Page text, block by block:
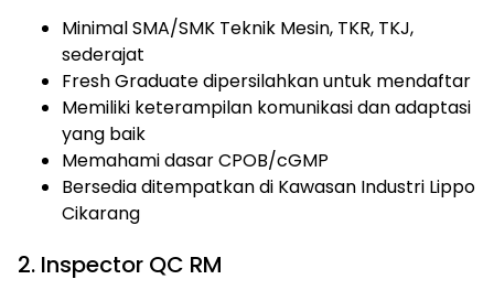
Minimal SMA/SMK Teknik Mesin, TKR, TKJ,
sederajat
Fresh Graduate dipersilahkan untuk mendaftar
Memiliki keterampilan komunikasi dan adaptasi
yang baik
Memahami dasar CPOB/cGMP
Bersedia ditempatkan di Kawasan Industri Lippo
Cikarang
2. Inspector QC RM